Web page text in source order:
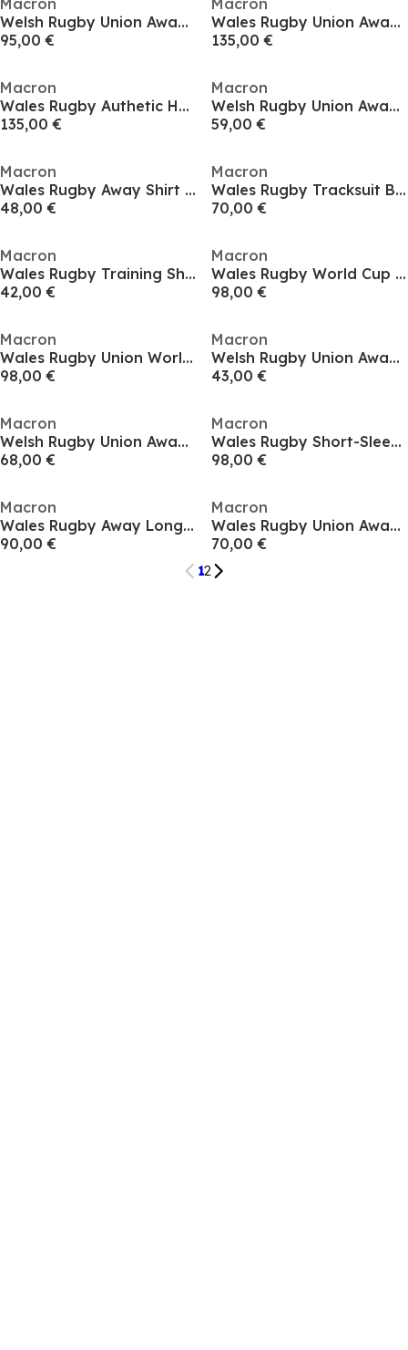
Macron
Welsh Rugby Union Away Shirt 2024 Womens
95,00 €
Macron
Wales Rugby Union Away Shirt 2025 Adults
135,00 €
Macron
Wales Rugby Authetic Home Shirt 2025 Adults
135,00 €
Macron
Welsh Rugby Union Away Shirt 2024 Juniors
59,00 €
Macron
Wales Rugby Away Shirt 2024 Juniors
48,00 €
Macron
Wales Rugby Tracksuit Bottoms 2025 Mens
70,00 €
Macron
Wales Rugby Training Shirt 2025 Juniors
42,00 €
Macron
Wales Rugby World Cup Away Shirt 2025 Womens
98,00 €
Macron
Wales Rugby Union World Cup Home Shirt 2025 Womens
98,00 €
Macron
Welsh Rugby Union Away Shirt 2024 Adults
43,00 €
Macron
Welsh Rugby Union Away Shirt 2024 Adults
68,00 €
Macron
Wales Rugby Short-Sleeve Rugby Shirt 2025
98,00 €
Macron
Wales Rugby Away Long Sleeve Shirt 2025 2026 Adults
90,00 €
Macron
Wales Rugby Union Away Shirt 2025 Juniors
70,00 €
12